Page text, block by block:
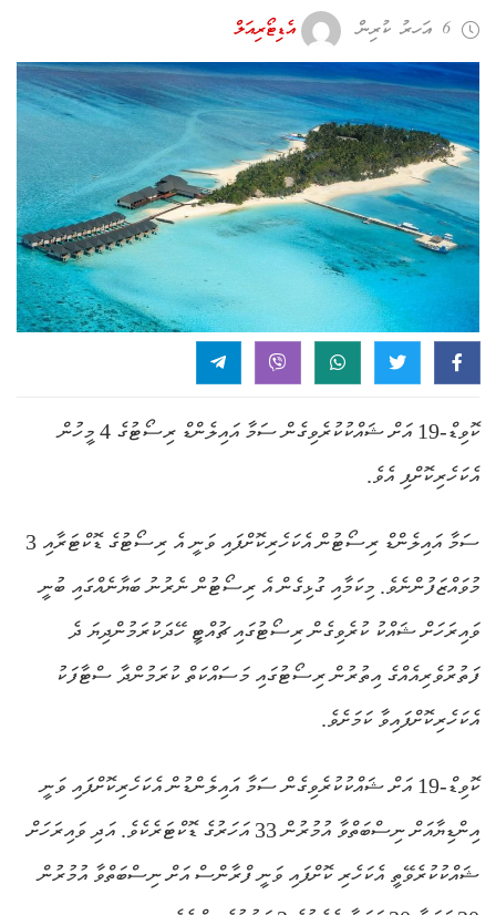
6 އަހރު ކުރިން އެޑިޓޯރިއަލް
ކޮވިޑް-19 އަށް ޝައްކުކުރެވިގެން ސަމާ އައިލެންޑް ރިސޯޓުގެ 4 މީހުން
އެކަހެރިކޮށްފި އެވެ.
ސަމާ އައިލެންޑް ރިސޯޓުން އެކަހެރިކޮށްފައި ވަނީ އެ ރިސޯޓުގެ ޑޮކްޓަރާއި 3
މުވައްޒަފުންނެވެ. މިކަމާއި ގުޅިގެން އެ ރިސޯޓުން ނެރުނު ބަޔާނެއްގައި ބުނީ
ވައިރަހަށް ޝައްކު ކުރެވިގެން ރިސޯޓުގައި ޗުއްޓީ ހޭދަކުރަމުންދިޔަ ދެ
ފަތުރުވެރިއެއްގެ އިތުރުން ރިސޯޓުގައި މަސައްކަތް ކުރަމުންދާ ސްޓާފަކު
އެކަހެރިކޮށްފައިވާ ކަމަށެވެ.
ކޮވިޑް-19 އަށް ޝައްކުކުރެވިގެން ސަމާ އައިލެންޑުން އެކަހެރިކޮށްފައި ވަނީ
އިންޑިޔާއަށް ނިސްބަތްވާ އުމުރުން 33 އަހަރުގެ ޑޮކްޓަރެކެވެ. އަދި ވައިރަހަށް
ޝައްކުކުރެވޭތީ އެކަހެރި ކޮށްފައި ވަނީ ފްރާންސް އަށް ނިސްބަތްވާ އުމުރުން